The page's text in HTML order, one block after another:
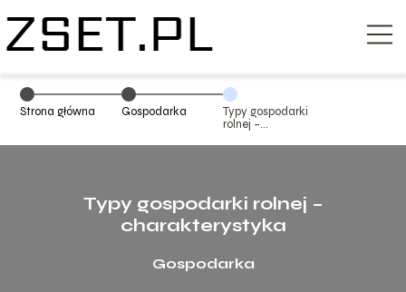
Strona główna Gospodarka
Typy gospodarki
rolnej –
Typy gospodarki rolnej –
charakterystyka
Gospodarka